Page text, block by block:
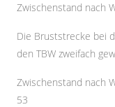
Zwischenstand nach
Die Bruststrecke bei
den TBW zweifach
Zwischenstand nach
53